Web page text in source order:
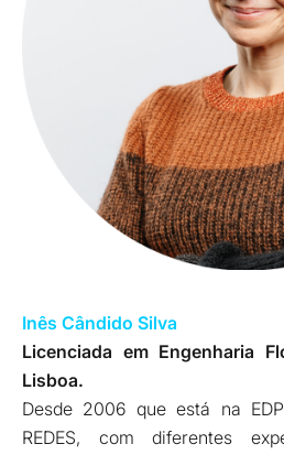
Inês Cândido Silva
Licenciada em Engenharia
Lisboa.
Desde 2006 que está na
REDES, com diferentes